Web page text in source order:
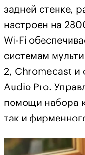
задней стенке,
настроен на
Wi-Fi
системам
2, Chromecast и
Audio Pro.
помощи набора
так и